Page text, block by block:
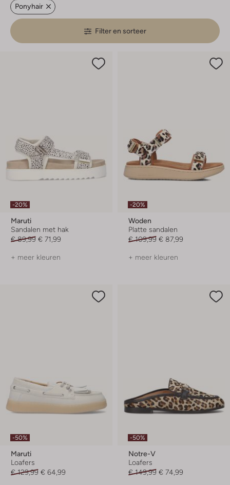
Ponyhair
Filter en sorteer
-20%
Maruti
Sandalen met hak
€ 89,99 € 71,99
+ meer kleuren
-20%
Woden
Platte sandalen
€ 109,99 € 87,99
+ meer kleuren
-50%
Maruti
Loafers
€ 129,99 € 64,99
-50%
Notre-V
Loafers
€ 149,99 € 74,99